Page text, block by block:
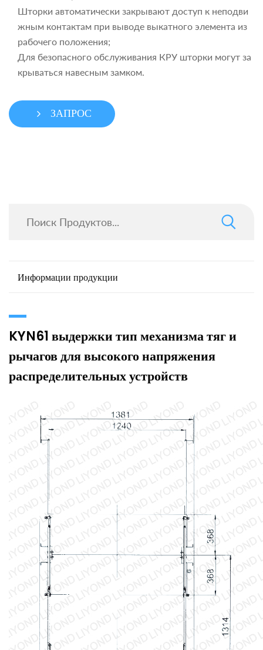
Шторки автоматически закрывают доступ к неподви
жным контактам при выводе выкатного элемента из
рабочего положения;
Для безопасного обслуживания КРУ шторки могут за
крываться навесным замком.
ЗАПРОС
Информации продукции
KYN61 выдержки тип механизма тяг и
рычагов для высокого напряжения
распределительных устройств